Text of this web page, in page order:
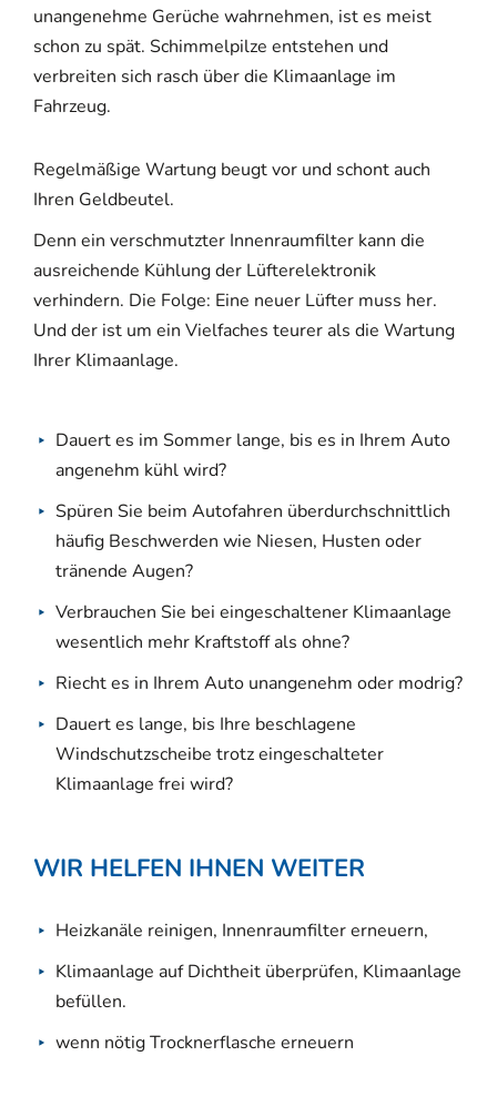
unangenehme Gerüche wahrnehmen, ist es meist
schon zu spät. Schimmelpilze entstehen und
verbreiten sich rasch über die Klimaanlage im
Fahrzeug.
Regelmäßige Wartung beugt vor und schont auch
Ihren Geldbeutel.
Denn ein verschmutzter Innenraumfilter kann die
ausreichende Kühlung der Lüfterelektronik
verhindern. Die Folge: Eine neuer Lüfter muss her.
Und der ist um ein Vielfaches teurer als die Wartung
Ihrer Klimaanlage.
Dauert es im Sommer lange, bis es in Ihrem Auto
angenehm kühl wird?
Spüren Sie beim Autofahren überdurchschnittlich
häufig Beschwerden wie Niesen, Husten oder
tränende Augen?
Verbrauchen Sie bei eingeschaltener Klimaanlage
wesentlich mehr Kraftstoff als ohne?
Riecht es in Ihrem Auto unangenehm oder modrig?
Dauert es lange, bis Ihre beschlagene
Windschutzscheibe trotz eingeschalteter
Klimaanlage frei wird?
WIR HELFEN IHNEN WEITER
Heizkanäle reinigen, Innenraumfilter erneuern,
Klimaanlage auf Dichtheit überprüfen, Klimaanlage
befüllen.
wenn nötig Trocknerflasche erneuern